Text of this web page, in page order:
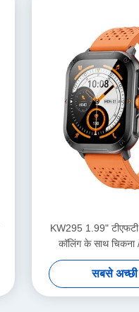
KW295 1.99" टीएफटी
कॉलिंग के साथ
सबसे अच्छी